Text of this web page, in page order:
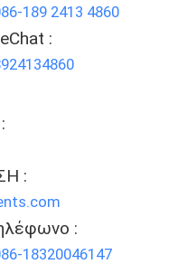
189 2413 4860
:
:
:
18320046147